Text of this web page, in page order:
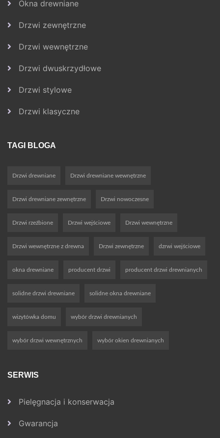
Okna drewniane
Drzwi zewnętrzne
Drzwi wewnętrzne
Drzwi dwuskrzydłowe
Drzwi stylowe
Drzwi klasyczne
TAGI BLOGA
Drzwi drewniane Drzwi drewniane wewnętrzne
Drzwi drewniane zewnętrzne Drzwi nowoczesne
Drzwi rzeźbione Drzwi wejściowe Drzwi wewnętrzne
Drzwi wewnętrzne z drewna Drzwi zewnętrzne dzrwi wejściowe
okna drewniane producent drzwi producent drzwi drewnianych
solidne drzwi drewniane solidne okna drewniane
wizytówka domu wybór drzwi drewnianych
wybór drzwi wewnętrznych wybór okien drewnianych
SERWIS
Pielęgnacja i konserwacja
Gwarancja